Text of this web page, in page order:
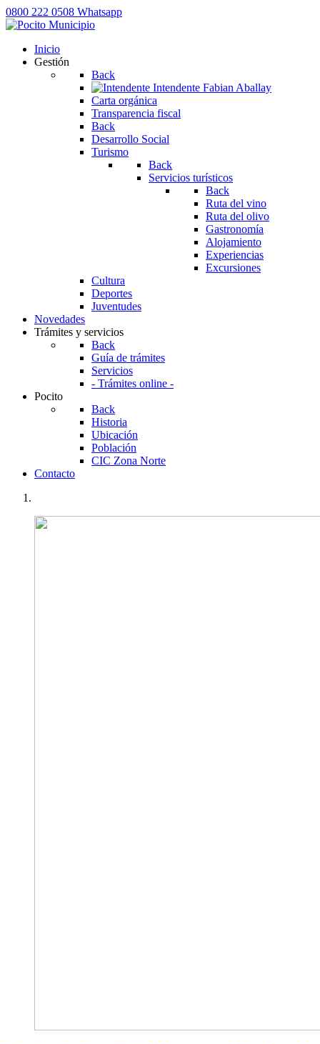
0800 222 0508 Whatsapp
Inicio
Gestión
Back
Intendente Fabian Aballay
Carta orgánica
Transparencia fiscal
Back
Desarrollo Social
Turismo
Back
Servicios turísticos
Back
Ruta del vino
Ruta del olivo
Gastronomía
Alojamiento
Experiencias
Excursiones
Cultura
Deportes
Juventudes
Novedades
Trámites y servicios
Back
Guía de trámites
Servicios
- Trámites online -
Pocito
Back
Historia
Ubicación
Población
CIC Zona Norte
Contacto